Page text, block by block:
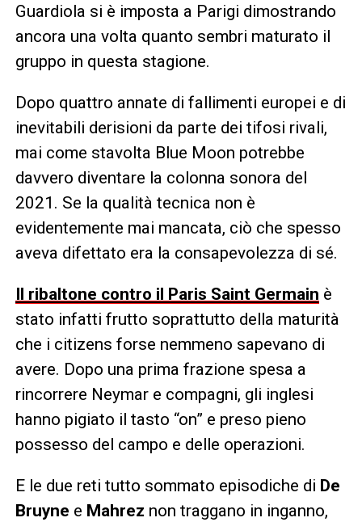
Guardiola si è imposta a Parigi dimostrando
ancora una volta quanto sembri maturato il
gruppo in questa stagione.
Dopo quattro annate di fallimenti europei e di
inevitabili derisioni da parte dei tifosi rivali,
mai come stavolta Blue Moon potrebbe
davvero diventare la colonna sonora del
2021. Se la qualità tecnica non è
evidentemente mai mancata, ciò che spesso
aveva difettato era la consapevolezza di sé.
Il ribaltone contro il Paris Saint Germain è
stato infatti frutto soprattutto della maturità
che i citizens forse nemmeno sapevano di
avere. Dopo una prima frazione spesa a
rincorrere Neymar e compagni, gli inglesi
hanno pigiato il tasto “on” e preso pieno
possesso del campo e delle operazioni.
E le due reti tutto sommato episodiche di De
Bruyne e Mahrez non traggano in inganno,